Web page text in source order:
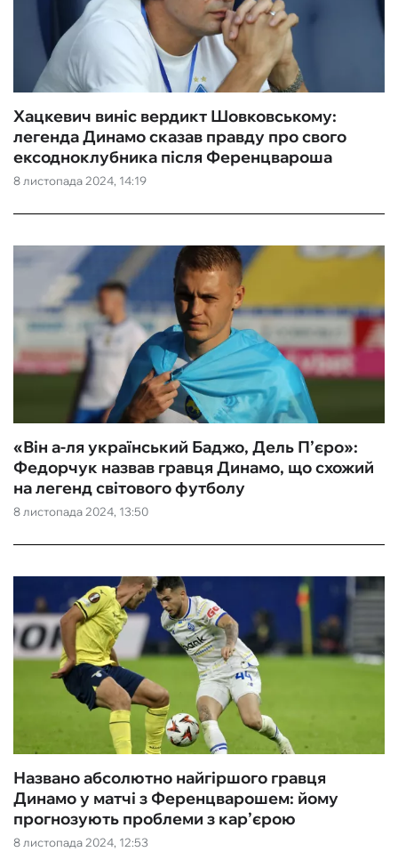
8 листопада 2024, 14:19
Хацкевич виніс вердикт Шовковському:
легенда Динамо сказав правду про свого
ексодноклубника після Ференцвароша
8 листопада 2024, 13:50
«Він а-ля український Баджо, Дель П’єро»:
Федорчук назвав гравця Динамо, що схожий
на легенд світового футболу
8 листопада 2024, 12:53
Названо абсолютно найгіршого гравця
Динамо у матчі з Ференцварошем: йому
прогнозують проблеми з кар’єрою